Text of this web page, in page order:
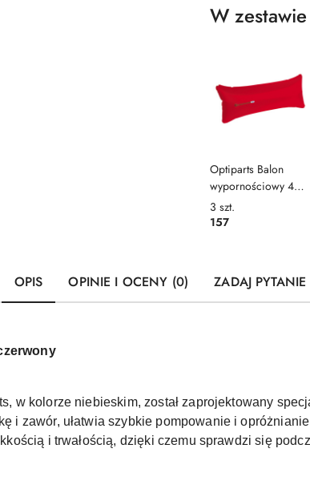
W zestawie
Optiparts Balon
wypornościowy 48l
czerwony
3 szt.
157
OPIS OPINIE I OCENY (0) ZADAJ PYTANIE
w kolorze niebieskim, został zaprojektowany
i zawór, ułatwia szybkie pompowanie i
i trwałością, dzięki czemu sprawdzi się